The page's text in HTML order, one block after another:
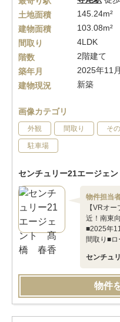
土地面積
145.24m²
建物面積
103.08m²
間取り
4LDK
階数
2階建て
築年月
2025年11月
建物現況
新築
画像カテゴリ
外観 間取り そ
駐車場
センチュリー21エージェン
物件担当
【VRオ
近！南東
■2025年
間取り■
センチュ
物件